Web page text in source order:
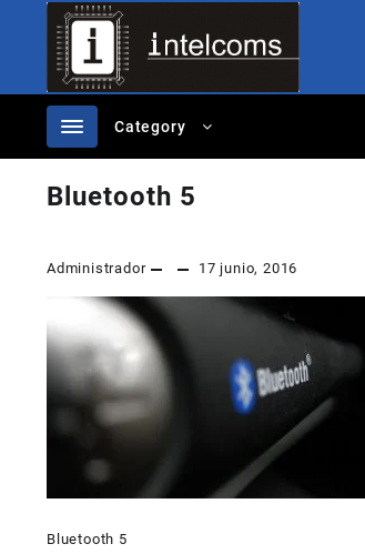
contenido
Category
Bluetooth 5
Administrador 17 junio, 2016
Bluetooth 5